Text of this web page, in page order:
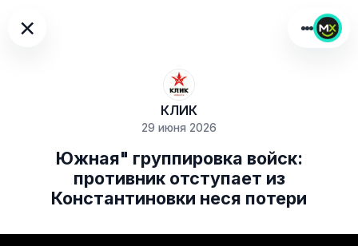
×
КЛИК
29 июня 2026
Южная" группировка войск:
противник отступает из
Константиновки неся потери